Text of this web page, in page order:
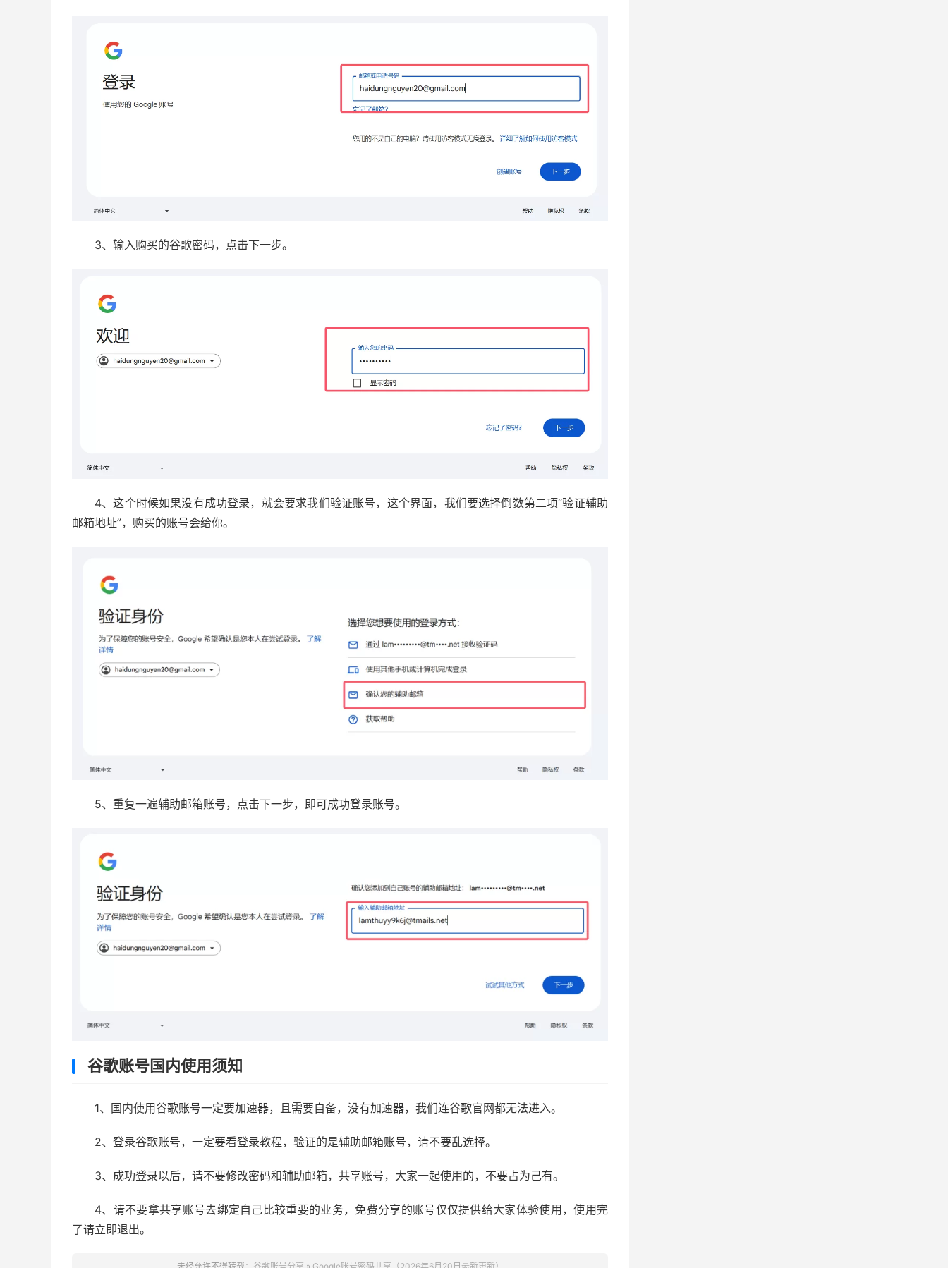
3、输入购买的谷歌密码，点击下一步。
4、这个时候如果没有成功登录，就会要求我们验证账号，这个界面，我们要选择倒数第二项“验证辅助
邮箱地址”，购买的账号会给你。
5、重复一遍辅助邮箱账号，点击下一步，即可成功登录账号。
谷歌账号国内使用须知
1、国内使用谷歌账号一定要加速器，且需要自备，没有加速器，我们连谷歌官网都无法进入。
2、登录谷歌账号，一定要看登录教程，验证的是辅助邮箱账号，请不要乱选择。
3、成功登录以后，请不要修改密码和辅助邮箱，共享账号，大家一起使用的，不要占为己有。
4、请不要拿共享账号去绑定自己比较重要的业务，免费分享的账号仅仅提供给大家体验使用，使用完
了请立即退出。